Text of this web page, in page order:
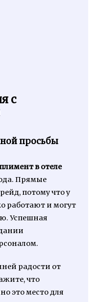
с
просьбы
в отеле
Прямые
потому что у
работают и могут
Успешная
радости от
что
это место для